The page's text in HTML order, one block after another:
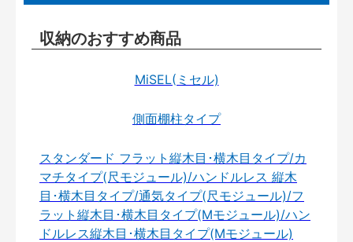
収納のおすすめ商品
MiSEL(ミセル)
側面棚柱タイプ
スタンダード フラット縦木目･横木目タイプ/カ
マチタイプ(尺モジュール)/ハンドルレス 縦木
目･横木目タイプ/通気タイプ(尺モジュール)/フ
ラット縦木目･横木目タイプ(Mモジュール)/ハン
ドルレス縦木目･横木目タイプ(Mモジュール)